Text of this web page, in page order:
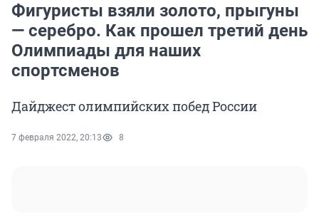
Фигуристы взяли золото, прыгуны
— серебро. Как прошел третий день
Олимпиады для наших
спортсменов
Дайджест олимпийских побед России
7 февраля 2022, 20:13 8